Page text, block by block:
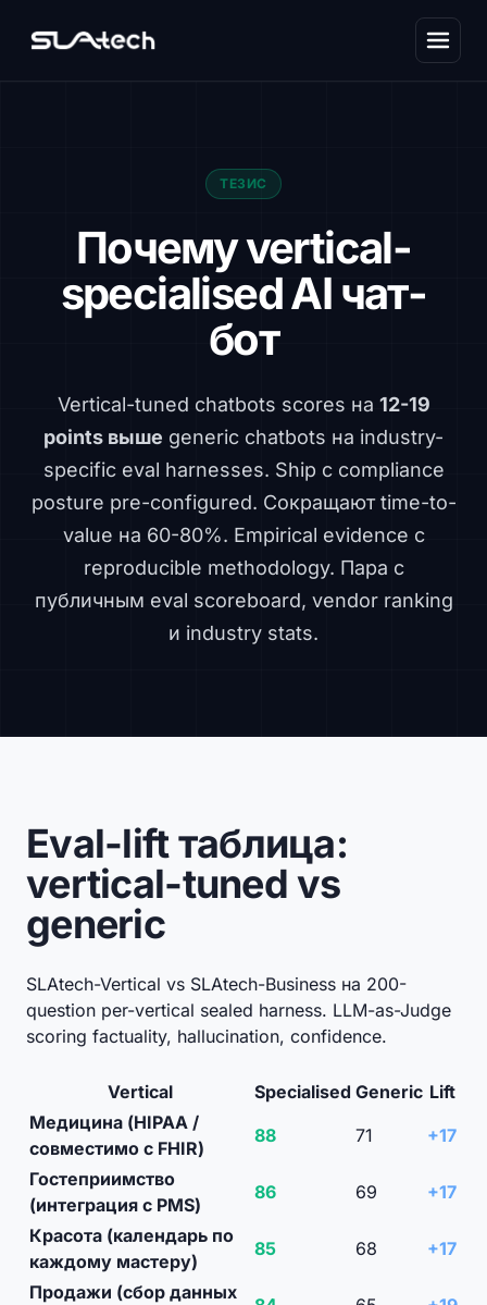
ТЕЗИС
Почему vertical-
specialised AI чат-
бот
Vertical-tuned chatbots scores на 12-19
points выше generic chatbots на industry-
specific eval harnesses. Ship с compliance
posture pre-configured. Сокращают time-to-
value на 60-80%. Empirical evidence с
reproducible methodology. Пара с
публичным eval scoreboard, vendor ranking
и industry stats.
Eval-lift таблица:
vertical-tuned vs
generic
SLAtech-Vertical vs SLAtech-Business на 200-
question per-vertical sealed harness. LLM-as-Judge
scoring factuality, hallucination, confidence.
Vertical Specialised Generic Lift
Медицина (HIPAA /
совместимо с FHIR)
88 71
+17
Гостеприимство
(интеграция с PMS)
86 69
+17
Красота (календарь по
каждому мастеру)
85 68
+17
Продажи (сбор данных